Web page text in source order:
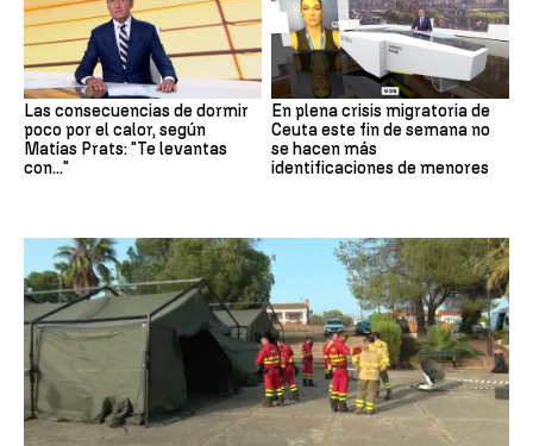
Las consecuencias de dormir
poco por el calor, según
Matías Prats: "Te levantas
con..."
En plena crisis migratoria de
Ceuta este fin de semana no
se hacen más
identificaciones de menores